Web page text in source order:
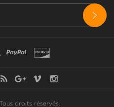
Tous droits réservés.